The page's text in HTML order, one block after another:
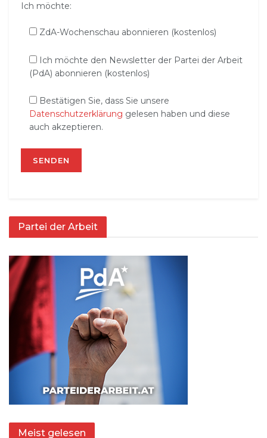
Ich möchte:
ZdA-Wochenschau abonnieren (kostenlos)
Ich möchte den Newsletter der Partei der Arbeit
(PdA) abonnieren (kostenlos)
Bestätigen Sie, dass Sie unsere
Datenschutzerklärung gelesen haben und diese
auch akzeptieren.
Partei der Arbeit
Meist gelesen